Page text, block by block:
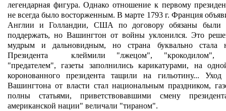
легендарная фигура. Однако отношение к первому
не всегда было восторженным. В марте 1793 г. Франция
Англии и Голландии, США по договору обязаны были
поддержать, но Вашингтон от войны уклонился. Это
мудрым и дальновидным, но страна буквально стала
Президента клеймили "лжецом", "крокодилом",
"предателем", газеты заполнились карикатурами, на
коронованного президента тащили на гильотину...
Вашингтона от власти стал национальным праздником,
полны статьями, приветствовавшими смену
американской нации" величали "тираном".